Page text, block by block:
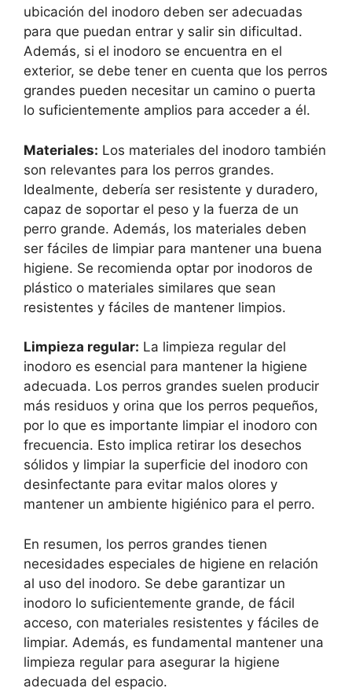
ubicación del inodoro deben ser adecuadas
para que puedan entrar y salir sin dificultad.
Además, si el inodoro se encuentra en el
exterior, se debe tener en cuenta que los perros
grandes pueden necesitar un camino o puerta
lo suficientemente amplios para acceder a él.
Materiales: Los materiales del inodoro también
son relevantes para los perros grandes.
Idealmente, debería ser resistente y duradero,
capaz de soportar el peso y la fuerza de un
perro grande. Además, los materiales deben
ser fáciles de limpiar para mantener una buena
higiene. Se recomienda optar por inodoros de
plástico o materiales similares que sean
resistentes y fáciles de mantener limpios.
Limpieza regular: La limpieza regular del
inodoro es esencial para mantener la higiene
adecuada. Los perros grandes suelen producir
más residuos y orina que los perros pequeños,
por lo que es importante limpiar el inodoro con
frecuencia. Esto implica retirar los desechos
sólidos y limpiar la superficie del inodoro con
desinfectante para evitar malos olores y
mantener un ambiente higiénico para el perro.
En resumen, los perros grandes tienen
necesidades especiales de higiene en relación
al uso del inodoro. Se debe garantizar un
inodoro lo suficientemente grande, de fácil
acceso, con materiales resistentes y fáciles de
limpiar. Además, es fundamental mantener una
limpieza regular para asegurar la higiene
adecuada del espacio.